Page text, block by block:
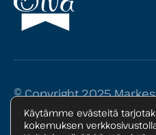
© Copyright 2025
Tietosuojaseloste
Käytämme evästeitä
kokemuksen